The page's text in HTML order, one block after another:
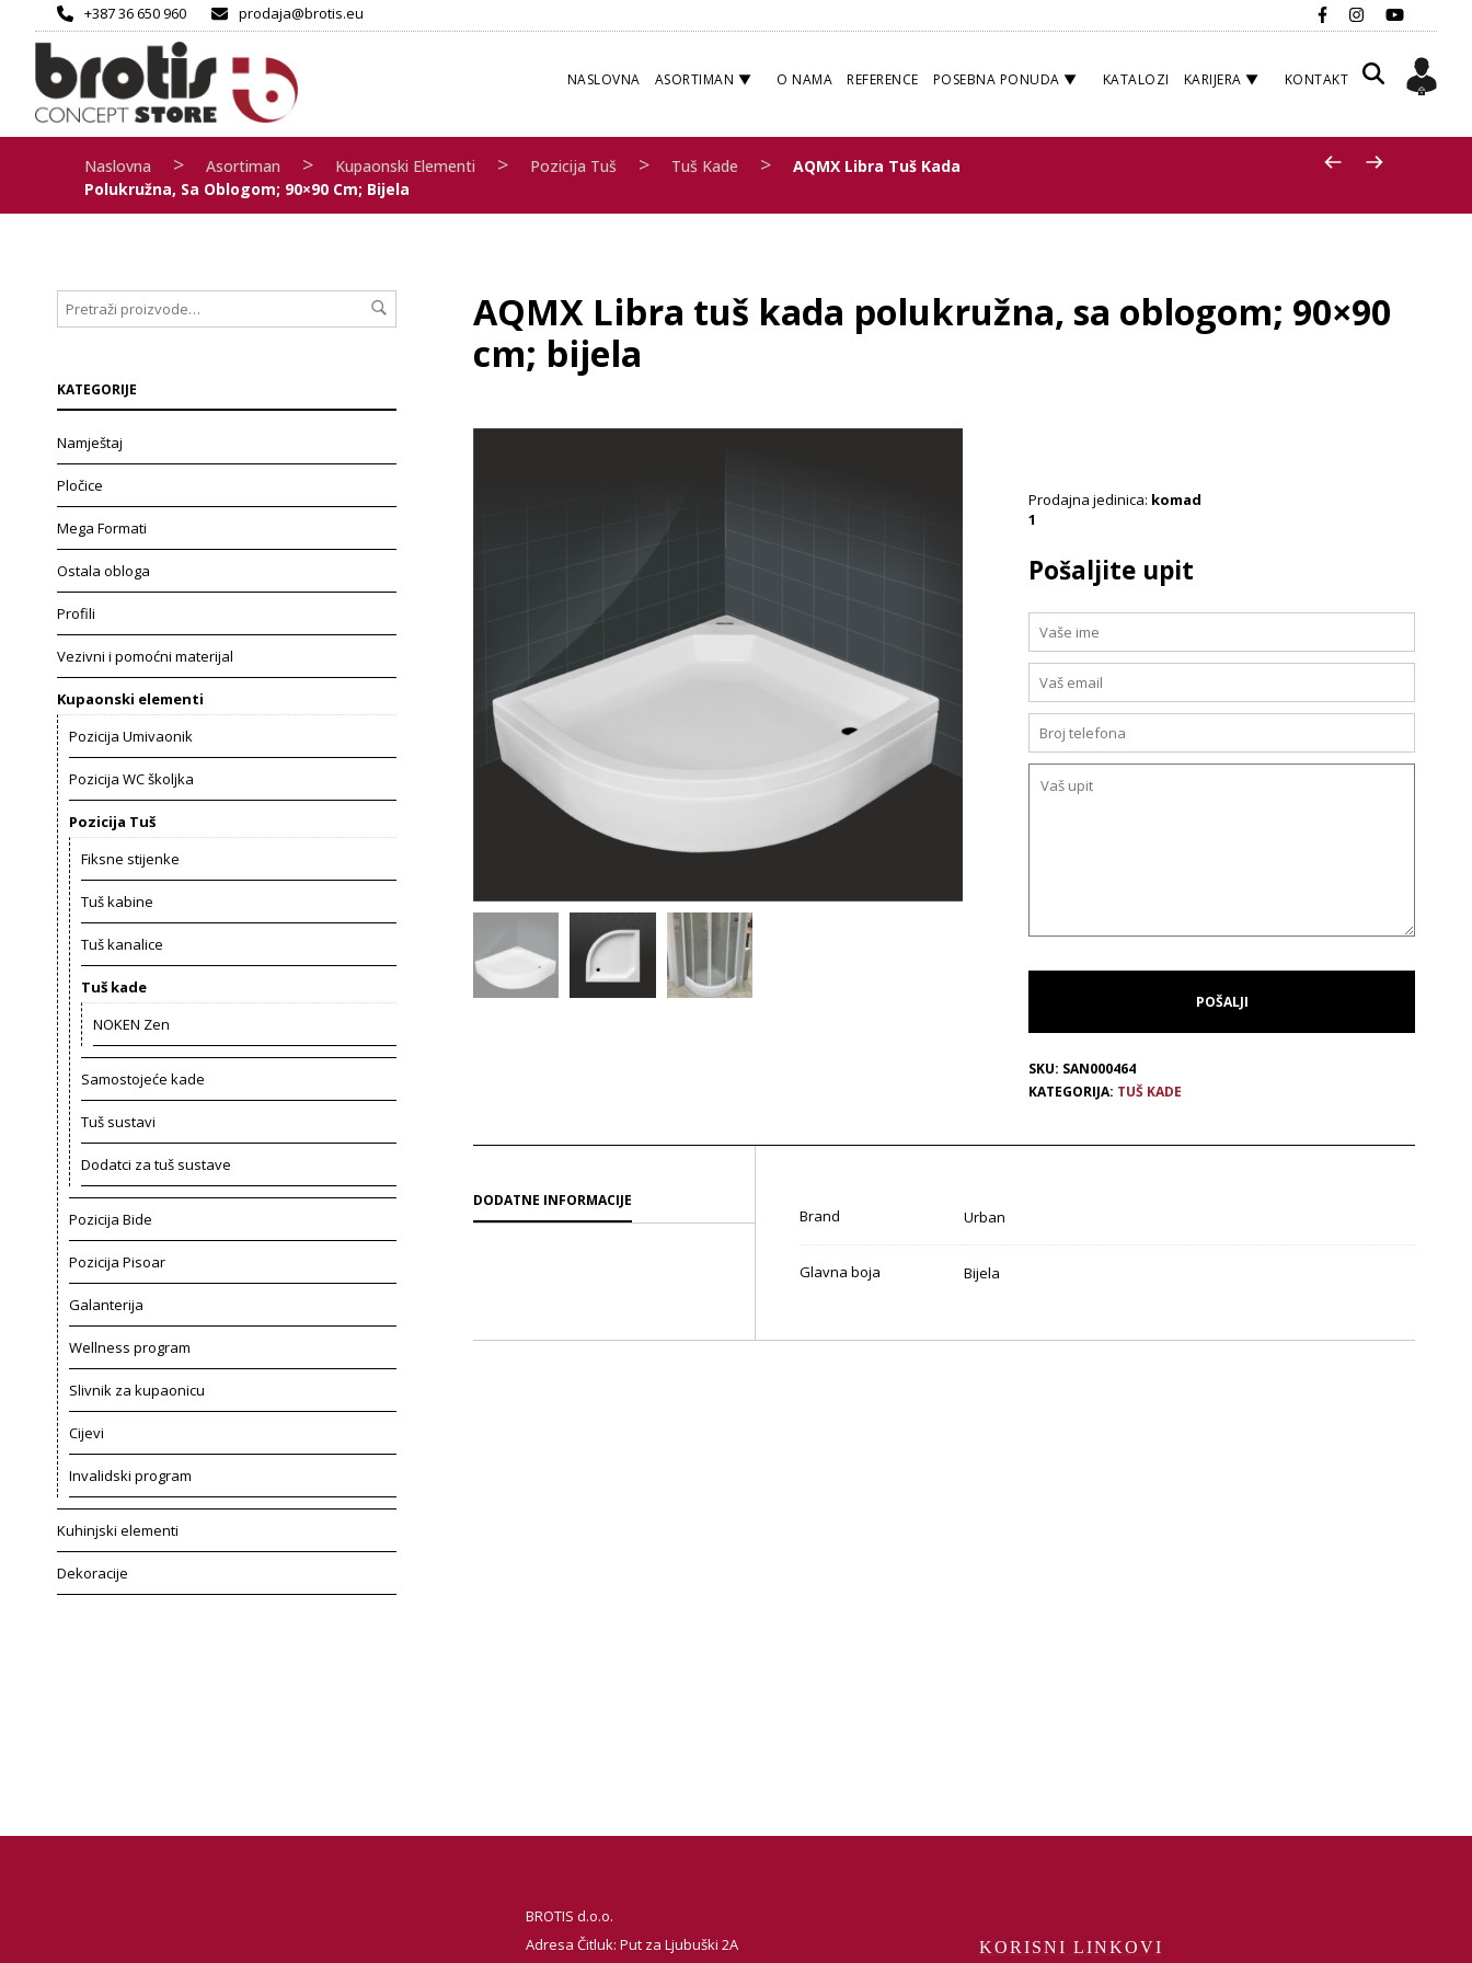
+387 36 650 960 prodaja@brotis.eu
NASLOVNA ASORTIMAN O NAMA REFERENCE POSEBNA PONUDA KATALOZI KARIJERA KONTAKT
Naslovna > Asortiman > Kupaonski Elementi > Pozicija Tuš > Tuš Kade >
AQMX Libra Tuš Kada
Polukružna, Sa Oblogom; 90×90 Cm; Bijela
AQMX Libra tuš kada polukružna, sa oblogom; 90×90
cm; bijela
Prodajna jedinica: komad
1
Pošaljite upit
SKU: SAN000464
KATEGORIJA: TUŠ KADE
DODATNE INFORMACIJE
Brand Urban
Glavna boja Bijela
KATEGORIJE
Namještaj
Pločice
Mega Formati
Ostala obloga
Profili
Vezivni i pomoćni materijal
Kupaonski elementi
Pozicija Umivaonik
Pozicija WC školjka
Pozicija Tuš
Fiksne stijenke
Tuš kabine
Tuš kanalice
Tuš kade
NOKEN Zen
Samostojeće kade
Tuš sustavi
Dodatci za tuš sustave
Pozicija Bide
Pozicija Pisoar
Galanterija
Wellness program
Slivnik za kupaonicu
Cijevi
Invalidski program
Kuhinjski elementi
Dekoracije
BROTIS d.o.o.
Adresa Čitluk: Put za Ljubuški 2A
KORISNI LINKOVI